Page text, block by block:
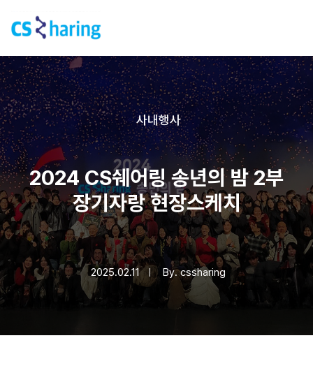
사내행사
2024 CS쉐어링 송년의 밤 2부
장기자랑 현장스케치
2025.02.11 By.cssharing